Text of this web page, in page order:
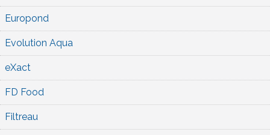
Europond
Evolution Aqua
eXact
FD Food
Filtreau